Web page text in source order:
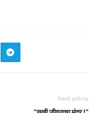
Next article